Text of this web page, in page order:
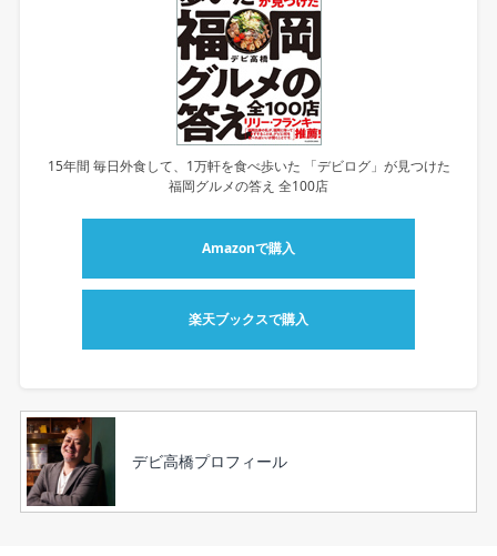
15年間 毎日外食して、1万軒を食べ歩いた 「デビログ」が見つけた
福岡グルメの答え 全100店
Amazonで購入
楽天ブックスで購入
デビ高橋プロフィール